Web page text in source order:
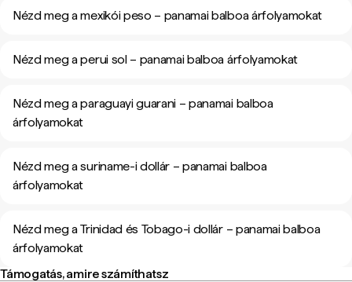
Nézd meg a mexikói peso – panamai balboa árfolyamokat
Nézd meg a perui sol – panamai balboa árfolyamokat
Nézd meg a paraguayi guarani – panamai balboa
árfolyamokat
Nézd meg a suriname-i dollár – panamai balboa
árfolyamokat
Nézd meg a Trinidad és Tobago-i dollár – panamai balboa
árfolyamokat
Támogatás, amire számíthatsz